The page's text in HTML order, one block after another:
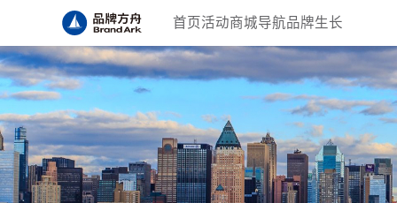
首页 活动商城导航品牌生长